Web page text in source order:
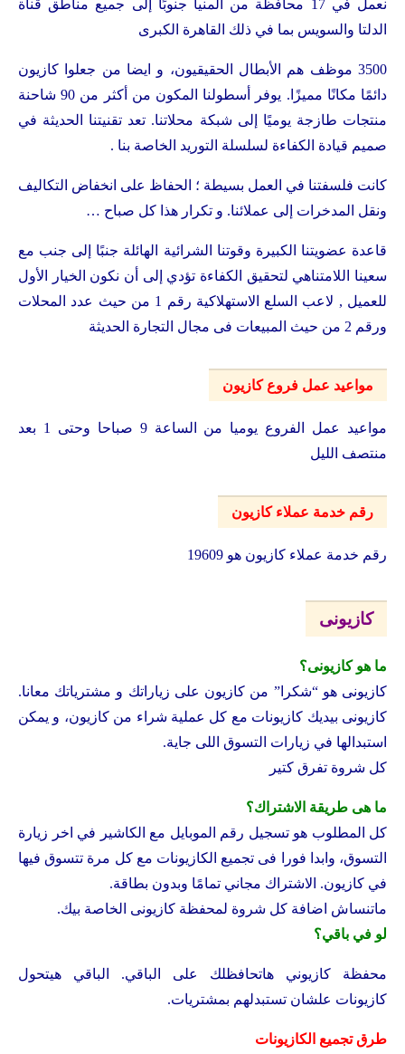
نعمل في 17 محافظة من المنيا جنوبًا إلى جميع مناطق قناة
الدلتا والسويس بما في ذلك القاهرة الكبرى
3500 موظف هم الأبطال الحقيقيون، و ايضا من جعلوا كازيون
دائمًا مكانًا مميزًا. يوفر أسطولنا المكون من أكثر من 90 شاحنة
منتجات طازجة يوميًا إلى شبكة محلاتنا. تعد تقنيتنا الحديثة في
صميم قيادة الكفاءة لسلسلة التوريد الخاصة بنا .
كانت فلسفتنا في العمل بسيطة ؛ الحفاظ على انخفاض التكاليف
ونقل المدخرات إلى عملائنا. و تكرار هذا كل صباح …
قاعدة عضويتنا الكبيرة وقوتنا الشرائية الهائلة جنبًا إلى جنب مع
سعينا اللامتناهي لتحقيق الكفاءة تؤدي إلى أن نكون الخيار الأول
للعميل , لاعب السلع الاستهلاكية رقم 1 من حيث عدد المحلات
ورقم 2 من حيث المبيعات فى مجال التجارة الحديثة
مواعيد عمل فروع كازيون
مواعيد عمل الفروع يوميا من الساعة 9 صباحا وحتى 1 بعد
منتصف الليل
رقم خدمة عملاء كازيون
رقم خدمة عملاء كازيون هو 19609
كازيونى
ما هو كازيونى؟
كازيونى هو “شكرا” من كازيون على زياراتك و مشترياتك معانا.
كازيونى بيديك كازيونات مع كل عملية شراء من كازيون، و يمكن
استبدالها في زيارات التسوق اللى جاية.
كل شروة تفرق كتير
ما هى طريقة الاشتراك؟
كل المطلوب هو تسجيل رقم الموبايل مع الكاشير في اخر زيارة
التسوق، وابدا فورا فى تجميع الكازيونات مع كل مرة تتسوق فيها
في كازيون. الاشتراك مجاني تمامًا وبدون بطاقة.
ماتنساش اضافة كل شروة لمحفظة كازيونى الخاصة بيك.
لو في باقي؟
محفظة كازيوني هاتحافظلك على الباقي. الباقي هيتحول
كازيونات علشان تستبدلهم بمشتريات.
طرق تجميع الكازيونات